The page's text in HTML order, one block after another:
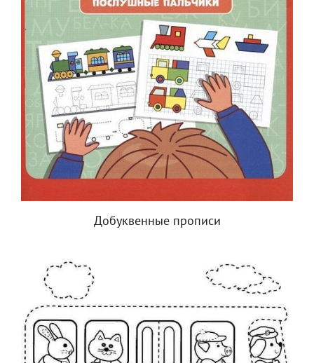
Добуквенные прописи